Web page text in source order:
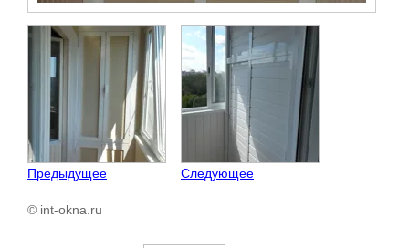
Предыдущее Следующее
© int-okna.ru